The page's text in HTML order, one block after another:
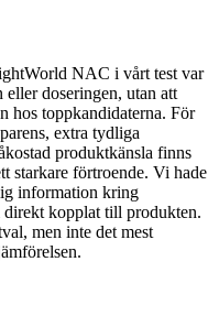
NAC i vårt test var
doseringen, utan att
hos toppkandidaterna. För
extra tydliga
produktkänsla finns
starkare förtroende. Vi hade
information kring
kopplat till produkten.
men inte det mest